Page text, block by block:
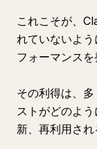
これこそが、
れていないよ
フォーマンスを
その利得は、
ストがどのよ
新、再利用され